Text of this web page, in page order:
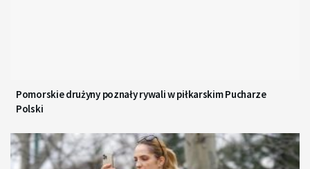
Pomorskie drużyny poznały rywali w piłkarskim Pucharze
Polski